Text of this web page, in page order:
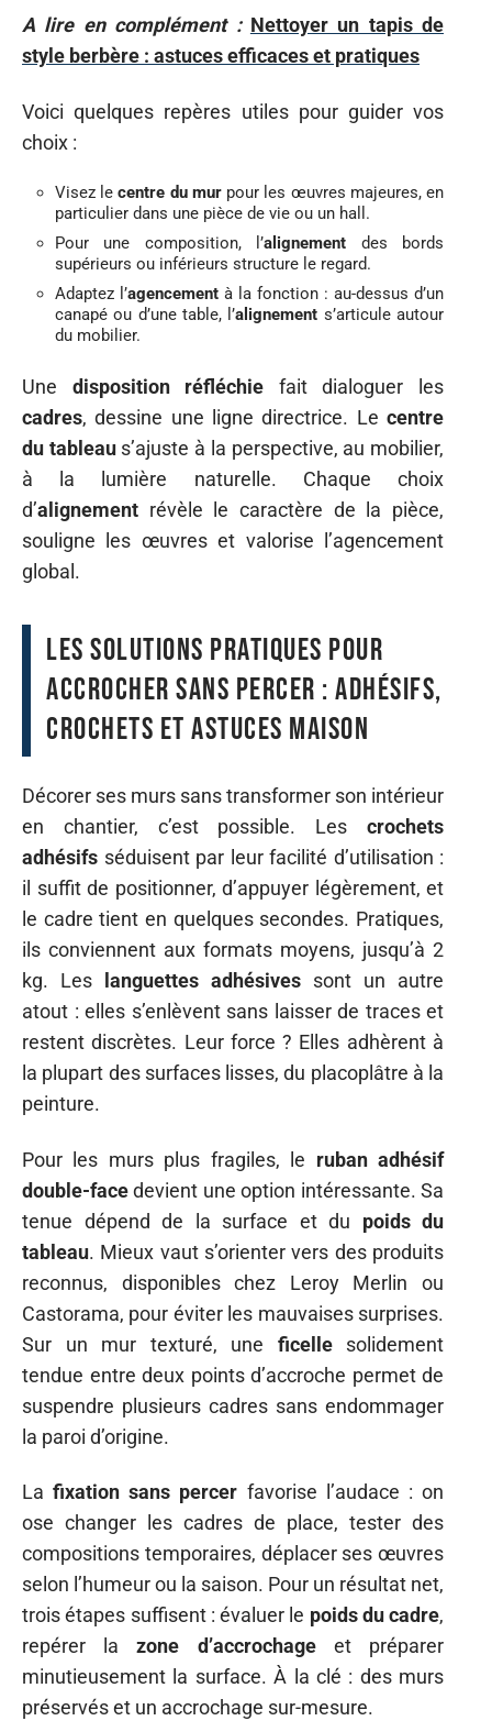
A lire en complément : Nettoyer un tapis de
style berbère : astuces efficaces et pratiques
Voici quelques repères utiles pour guider vos
choix :
Visez lecentre du murpour les œuvres majeures, en
particulier dans une pièce de vie ou un hall.
Pour une composition, l’alignement des bords
supérieurs ou inférieurs structure le regard.
Adaptez l’agencement à la fonction : au-dessus d’un
canapé ou d’une table, l’alignement s’articule autour
du mobilier.
Une disposition réfléchie fait dialoguer les
cadres, dessine une ligne directrice. Le centre
du tableaus’ajuste à la perspective, au mobilier,
à la lumière naturelle. Chaque choix
d’alignement révèle le caractère de la pièce,
souligne les œuvres et valorise l’agencement
global.
Les solutions pratiques pour
accrocher sans percer : adhésifs,
crochets et astuces maison
Décorer ses murs sans transformer son intérieur
en chantier, c’est possible. Les crochets
adhésifs séduisent par leur facilité d’utilisation :
il suffit de positionner, d’appuyer légèrement, et
le cadre tient en quelques secondes. Pratiques,
ils conviennent aux formats moyens, jusqu’à 2
kg. Les
languettes adhésives sont un autre
atout : elles s’enlèvent sans laisser de traces et
restent discrètes. Leur force ? Elles adhèrent à
la plupart des surfaces lisses, du placoplâtre à la
peinture.
Pour les murs plus fragiles, le ruban adhésif
double-facedevient une option intéressante. Sa
tenue dépend de la surface et du poids du
tableau. Mieux vaut s’orienter vers des produits
reconnus, disponibles chez Leroy Merlin ou
Castorama, pour éviter les mauvaises surprises.
Sur un mur texturé, une ficellesolidement
tendue entre deux points d’accroche permet de
suspendre plusieurs cadres sans endommager
la paroi d’origine.
Lafixation sans percer favorise l’audace : on
ose changer les cadres de place, tester des
compositions temporaires, déplacer ses œuvres
selon l’humeur ou la saison. Pour un résultat net,
trois étapes suffisent : évaluer le poids du cadre,
repérer lazone d’accrochageet préparer
minutieusement la surface. À la clé : des murs
préservés et un accrochage sur-mesure.